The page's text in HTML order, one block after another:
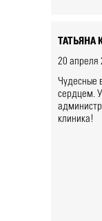
ТАТЬЯНА
20 апреля
Чудесные
сердцем.
клиника!